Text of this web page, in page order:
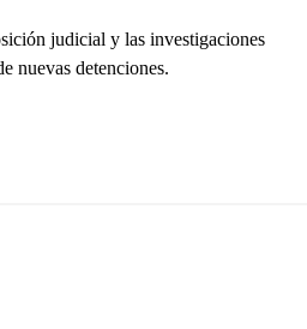
judicial y las investigaciones
nuevas detenciones.